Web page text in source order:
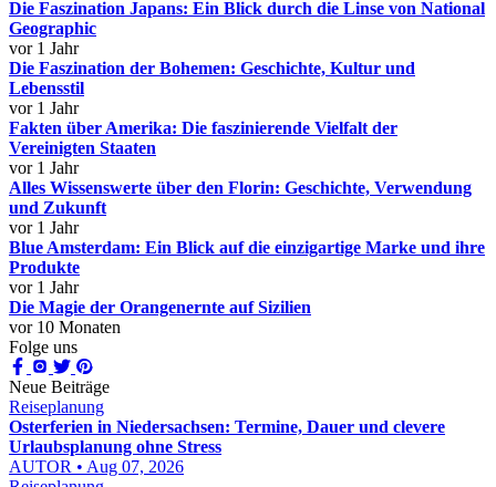
Die Faszination Japans: Ein Blick durch die Linse von National
Geographic
vor 1 Jahr
Die Faszination der Bohemen: Geschichte, Kultur und
Lebensstil
vor 1 Jahr
Fakten über Amerika: Die faszinierende Vielfalt der
Vereinigten Staaten
vor 1 Jahr
Alles Wissenswerte über den Florin: Geschichte, Verwendung
und Zukunft
vor 1 Jahr
Blue Amsterdam: Ein Blick auf die einzigartige Marke und ihre
Produkte
vor 1 Jahr
Die Magie der Orangenernte auf Sizilien
vor 10 Monaten
Folge uns
Neue Beiträge
Reiseplanung
Osterferien in Niedersachsen: Termine, Dauer und clevere
Urlaubsplanung ohne Stress
AUTOR • Aug 07, 2026